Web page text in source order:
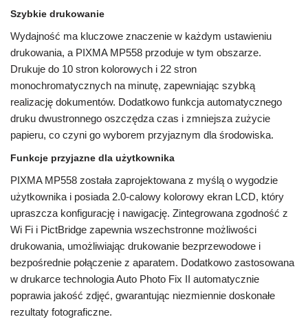
Szybkie drukowanie
Wydajność ma kluczowe znaczenie w każdym ustawieniu
drukowania, a PIXMA MP558 przoduje w tym obszarze.
Drukuje do 10 stron kolorowych i 22 stron
monochromatycznych na minutę, zapewniając szybką
realizację dokumentów. Dodatkowo funkcja automatycznego
druku dwustronnego oszczędza czas i zmniejsza zużycie
papieru, co czyni go wyborem przyjaznym dla środowiska.
Funkcje przyjazne dla użytkownika
PIXMA MP558 została zaprojektowana z myślą o wygodzie
użytkownika i posiada 2.0-calowy kolorowy ekran LCD, który
upraszcza konfigurację i nawigację. Zintegrowana zgodność z
Wi Fi i PictBridge zapewnia wszechstronne możliwości
drukowania, umożliwiając drukowanie bezprzewodowe i
bezpośrednie połączenie z aparatem. Dodatkowo zastosowana
w drukarce technologia Auto Photo Fix II automatycznie
poprawia jakość zdjęć, gwarantując niezmiennie doskonałe
rezultaty fotograficzne.